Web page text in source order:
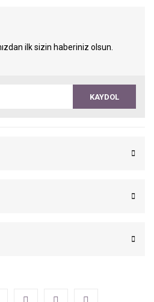
ilk sizin haberiniz olsun.
KAYDOL